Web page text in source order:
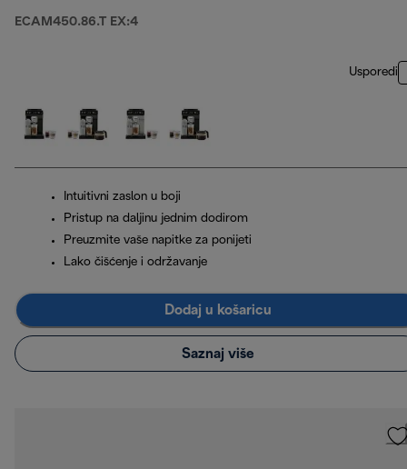
ECAM450.86.T EX:4
Usporedi
Intuitivni zaslon u boji
Pristup na daljinu jednim dodirom
Preuzmite vaše napitke za ponijeti
Lako čišćenje i održavanje
Dodaj u košaricu
Saznaj više